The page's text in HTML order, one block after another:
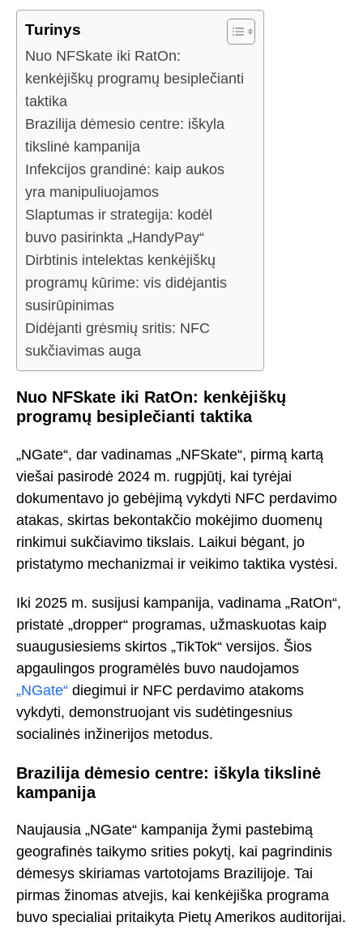
Turinys
Nuo NFSkate iki RatOn:
kenkėjiškų programų besiplečianti
taktika
Brazilija dėmesio centre: iškyla
tikslinė kampanija
Infekcijos grandinė: kaip aukos
yra manipuliuojamos
Slaptumas ir strategija: kodėl
buvo pasirinkta „HandyPay“
Dirbtinis intelektas kenkėjiškų
programų kūrime: vis didėjantis
susirūpinimas
Didėjanti grėsmių sritis: NFC
sukčiavimas auga
Nuo NFSkate iki RatOn: kenkėjiškų
programų besiplečianti taktika
„NGate“, dar vadinamas „NFSkate“, pirmą kartą
viešai pasirodė 2024 m. rugpjūtį, kai tyrėjai
dokumentavo jo gebėjimą vykdyti NFC perdavimo
atakas, skirtas bekontakčio mokėjimo duomenų
rinkimui sukčiavimo tikslais. Laikui bėgant, jo
pristatymo mechanizmai ir veikimo taktika vystėsi.
Iki 2025 m. susijusi kampanija, vadinama „RatOn“,
pristatė „dropper“ programas, užmaskuotas kaip
suaugusiesiems skirtos „TikTok“ versijos. Šios
apgaulingos programėlės buvo naudojamos
„NGate“ diegimui ir NFC perdavimo atakoms
vykdyti, demonstruojant vis sudėtingesnius
socialinės inžinerijos metodus.
Brazilija dėmesio centre: iškyla tikslinė
kampanija
Naujausia „NGate“ kampanija žymi pastebimą
geografinės taikymo srities pokytį, kai pagrindinis
dėmesys skiriamas vartotojams Brazilijoje. Tai
pirmas žinomas atvejis, kai kenkėjiška programa
buvo specialiai pritaikyta Pietų Amerikos auditorijai.